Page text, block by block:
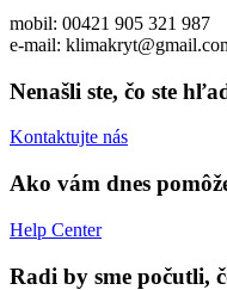
mobil: 00421 905 321 987
e-mail:
Nenašli ste, čo ste
Kontaktujte nás
Ako vám dnes
Help Center
Radi by sme počutli,